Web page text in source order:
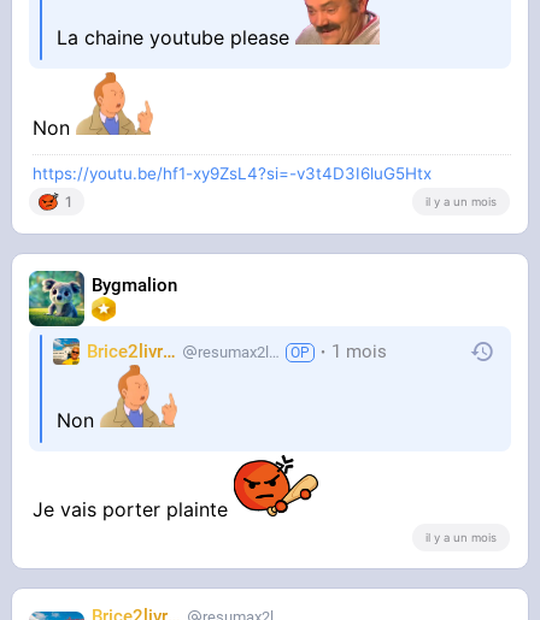
STREAMABLE
unnamed
La chaine youtube please
Non
https://youtu.be/hf1-xy9ZsL4?si=-v3t4D3I6luG5Htx
1 il y a un mois
Bygmalion
Brice2livres resumax2livres 1 mois
Non
Je vais porter plainte
il y a un mois